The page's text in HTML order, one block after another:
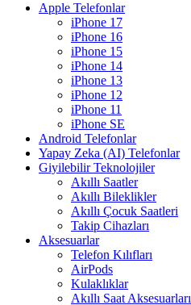
Apple Telefonlar
iPhone 17
iPhone 16
iPhone 15
iPhone 14
iPhone 13
iPhone 12
iPhone 11
iPhone SE
Android Telefonlar
Yapay Zeka (AI) Telefonlar
Giyilebilir Teknolojiler
Akıllı Saatler
Akıllı Bileklikler
Akıllı Çocuk Saatleri
Takip Cihazları
Aksesuarlar
Telefon Kılıfları
AirPods
Kulaklıklar
Akıllı Saat Aksesuarları